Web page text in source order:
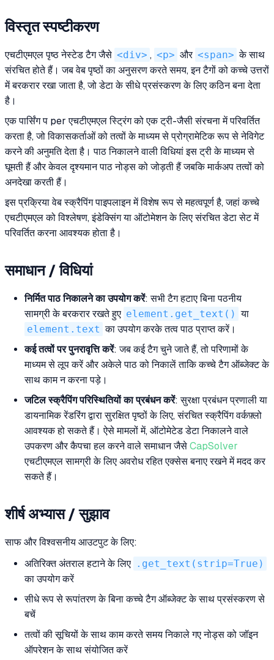
विस्तृत स्पष्टीकरण
एचटीएमएल पृष्ठ नेस्टेड टैग जैसे <div> , <p> और <span> के साथ
संरचित होते हैं। जब वेब पृष्ठों का अनुसरण करते समय, इन टैगों को कच्चे उत्तरों
में बरकरार रखा जाता है, जो डेटा के सीधे प्रसंस्करण के लिए कठिन बना देता
है।
एक पार्सिंग प per एचटीएमएल स्ट्रिंग को एक ट्री-जैसी संरचना में परिवर्तित
करता है, जो विकासकर्ताओं को तत्वों के माध्यम से प्रोग्रामेटिक रूप से नेविगेट
करने की अनुमति देता है। पाठ निकालने वाली विधियां इस ट्री के माध्यम से
घूमती हैं और केवल दृश्यमान पाठ नोड्स को जोड़ती हैं जबकि मार्कअप तत्वों को
अनदेखा करती हैं।
इस प्रक्रिया वेब स्क्रैपिंग पाइपलाइन में विशेष रूप से महत्वपूर्ण है, जहां कच्चे
एचटीएमएल को विश्लेषण, इंडेक्सिंग या ऑटोमेशन के लिए संरचित डेटा सेट में
परिवर्तित करना आवश्यक होता है।
समाधान / विधियां
निर्मित पाठ निकालने का उपयोग करें: सभी टैग हटाए बिना पठनीय
सामग्री के बरकरार रखते हुए element.get_text() या
element.text का उपयोग करके तत्व पाठ प्राप्त करें।
कई तत्वों पर पुनरावृत्ति करें: जब कई टैग चुने जाते हैं, तो परिणामों के
माध्यम से लूप करें और अकेले पाठ को निकालें ताकि कच्चे टैग ऑब्जेक्ट के
साथ काम न करना पड़े।
जटिल स्क्रैपिंग परिस्थितियों का प्रबंधन करें: सुरक्षा प्रबंधन प्रणाली या
डायनामिक रेंडरिंग द्वारा सुरक्षित पृष्ठों के लिए, संरचित स्क्रैपिंग वर्कफ़्लो
आवश्यक हो सकते हैं। ऐसे मामलों में, ऑटोमेटेड डेटा निकालने वाले
उपकरण और कैपचा हल करने वाले समाधान जैसे CapSolver
एचटीएमएल सामग्री के लिए अवरोध रहित एक्सेस बनाए रखने में मदद कर
सकते हैं।
शीर्ष अभ्यास / सुझाव
साफ और विश्वसनीय आउटपुट के लिए:
अतिरिक्त अंतराल हटाने के लिए .get_text(strip=True)
का उपयोग करें
सीधे रूप से रूपांतरण के बिना कच्चे टैग ऑब्जेक्ट के साथ प्रसंस्करण से
बचें
तत्वों की सूचियों के साथ काम करते समय निकाले गए नोड्स को जॉइन
ऑपरेशन के साथ संयोजित करें